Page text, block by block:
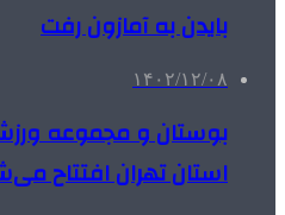
بایدن به آمازون رفت
۱۴۰۲/۱۲/۰۸
بوستان و مجموعه
استان تهران افتتاح